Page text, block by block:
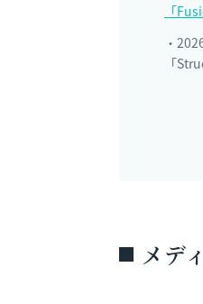
「
・
「
メデ